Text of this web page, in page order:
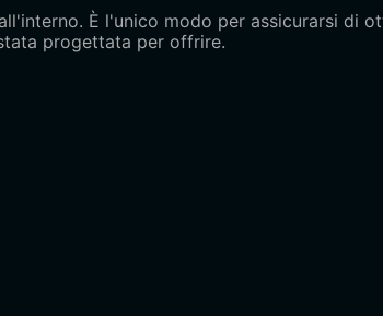
È l'unico modo per assicurarsi di
progettata per offrire.